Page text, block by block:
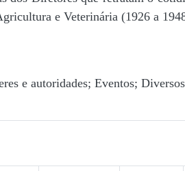
e Veterinária (1926 a
e autoridades; Eventos;